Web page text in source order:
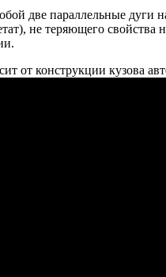
две параллельные
не теряющего
от конструкции кузова